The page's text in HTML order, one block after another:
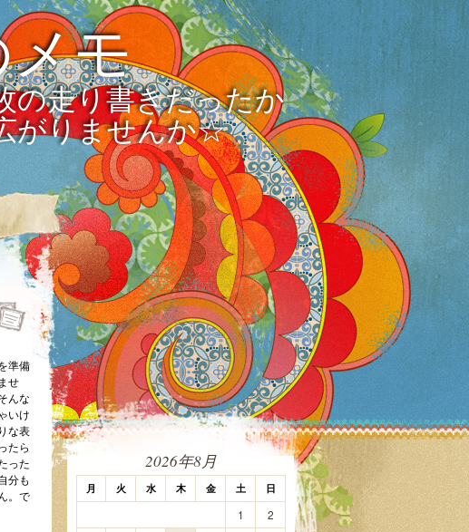
モ
の走り書きだったか
がりませんか☆
準備
せ
んな
いけ
な表
たら
った
分も
。で
2026年8月
月 火 水 木 金 土 日
1
2